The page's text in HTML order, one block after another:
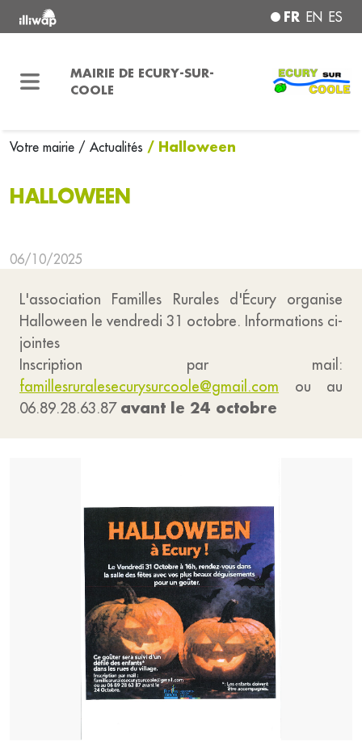
FR EN ES
MAIRIE DE ECURY-SUR-
COOLE
Votre mairie / Actualités / Halloween
HALLOWEEN
06/10/2025
L'association Familles Rurales d'Écury organise
Halloween le vendredi 31 octobre. Informations ci-
jointes
Inscription par mail:
famillesruralesecurysurcoole@gmail.com ou au
06.89.28.63.87 avant le 24 octobre